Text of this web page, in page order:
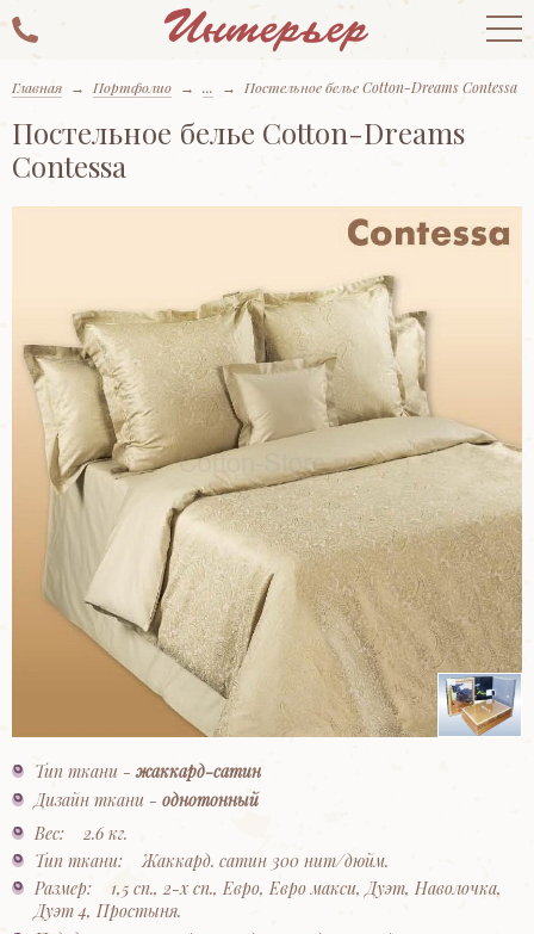
Главная → Портфолио → ... → Постельное белье Cotton-Dreams Contessa
Постельное белье Cotton-Dreams
Contessa
Тип ткани -жаккард-сатин
Дизайн ткани -однотонный
Вес: 2.6 кг.
Тип ткани: Жаккард. сатин 300 нит/дюйм.
Размер: 1,5 сп., 2-х сп., Евро, Евро макси, Дуэт, Наволочка,
Дуэт 4, Простыня.